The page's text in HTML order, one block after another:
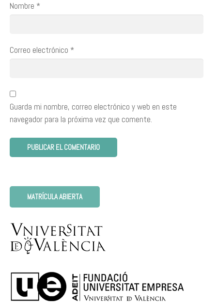
Nombre *
Correo electrónico *
Guarda mi nombre, correo electrónico y web en este
navegador para la próxima vez que comente.
MATRÍCULA ABIERTA